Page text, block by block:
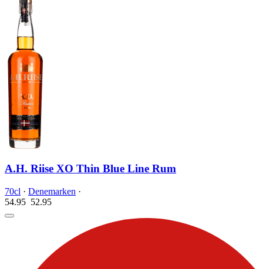
A.H. Riise XO Thin Blue Line Rum
70cl · Denemarken ·
54.95 52.95